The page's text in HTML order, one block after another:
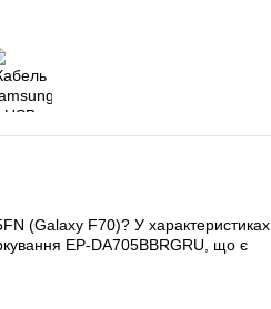
(Galaxy F70)? У характеристиках
EP-DA705BBRGRU, що є